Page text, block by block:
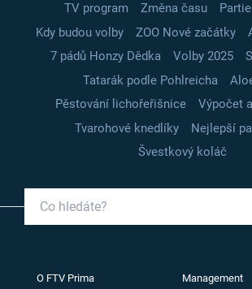
TV program
Změna času Partie
Kdy budou volby
ZOO Nové začátky
7 pádů Honzy Dědka
Volby 2025
Tatarák podle Pohlreicha
Pěstování lichořeřišnice
Výpočet
Tvarohové knedlíky
Nejlepší
Švestkový koláč
O FTV Prima Management